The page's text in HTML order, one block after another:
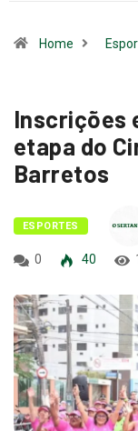
Home
Inscrições
etapa do
Barretos
ESPORTES
0 40